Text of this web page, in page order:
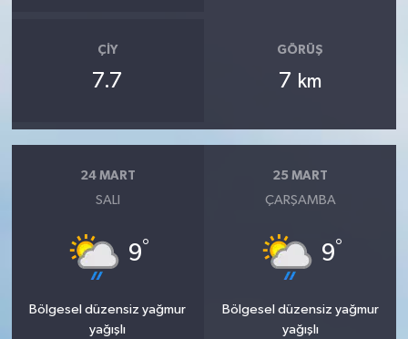
ÇIY
7.7
GÖRÜŞ
7 km
24 MART
SALI
9°
Bölgesel düzensiz yağmur
yağışlı
25 MART
ÇARŞAMBA
9°
Bölgesel düzensiz yağmur
yağışlı